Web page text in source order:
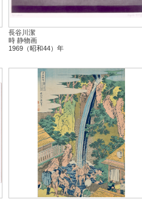
長谷川潔
時 静物画
1969（昭和44）年